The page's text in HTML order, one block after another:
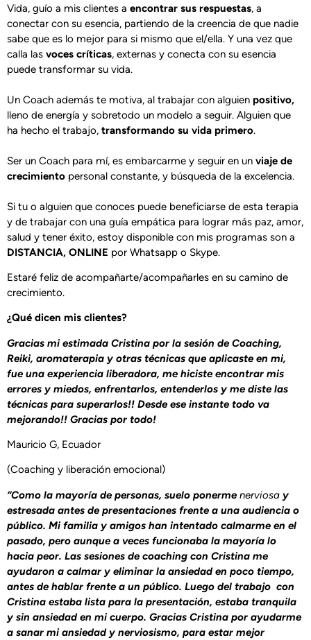
Vida, guío a mis clientes a encontrar sus respuestas, a
conectar con su esencia, partiendo de la creencia de que nadie
sabe que es lo mejor para si mismo que el/ella. Y una vez que
calla las voces críticas, externas y conecta con su esencia
puede transformar su vida.
Un Coach además te motiva, al trabajar con alguien positivo,
lleno de energía y sobretodo un modelo a seguir. Alguien que
ha hecho el trabajo, transformando su vida primero.
Ser un Coach para mí, es embarcarme y seguir en un viaje de
crecimiento personal constante, y búsqueda de la excelencia.
Si tu o alguien que conoces puede beneficiarse de esta terapia
y de trabajar con una guía empática para lograr más paz, amor,
salud y tener éxito, estoy disponible con mis programas son a
DISTANCIA, ONLINE por Whatsapp o Skype.
Estaré feliz de acompañarte/acompañarles en su camino de
crecimiento.
¿Qué dicen mis clientes?
Gracias mi estimada Cristina por la sesión de Coaching,
Reiki, aromaterapia y otras técnicas que aplicaste en mi,
fue una experiencia liberadora, me hiciste encontrar mis
errores y miedos, enfrentarlos, entenderlos y me diste las
técnicas para superarlos!! Desde ese instante todo va
mejorando!! Gracias por todo!
Mauricio G, Ecuador
(Coaching y liberación emocional)
“Como la mayoría de personas, suelo ponerme nerviosa y
estresada antes de presentaciones frente a una audiencia o
público. Mi familia y amigos han intentado calmarme en el
pasado, pero aunque a veces funcionaba la mayoría lo
hacia peor. Las sesiones de coaching con Cristina me
ayudaron a calmar y eliminar la ansiedad en poco tiempo,
antes de hablar frente a un público. Luego del trabajo con
Cristina estaba lista para la presentación, estaba tranquila
y sin ansiedad en mi cuerpo. Gracias Cristina por ayudarme
a sanar mi ansiedad y nerviosismo, para estar mejor